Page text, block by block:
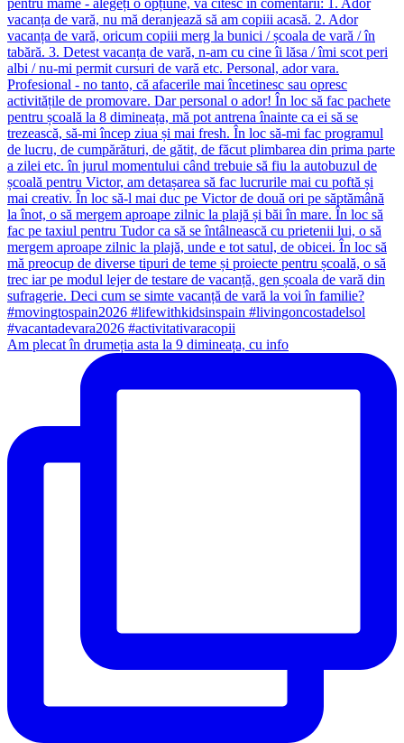
Am plecat în drumeția asta la 9 dimineața, cu info